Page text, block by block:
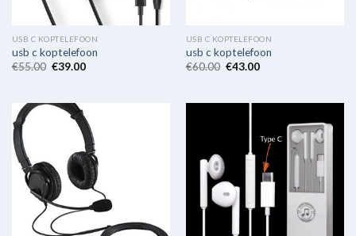
USB C KOPTELEFOON
usb c koptelefoon
€55.00 €39.00
USB C KOPTELEFOON
usb c koptelefoon
€60.00 €43.00